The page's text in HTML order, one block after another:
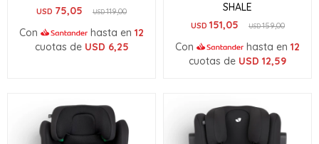
USD 75,05 USD119,00
Con hasta en 12
cuotas de USD 6,25
SHALE
USD 151,05 USD159,00
Con hasta en 12
cuotas de USD 12,59